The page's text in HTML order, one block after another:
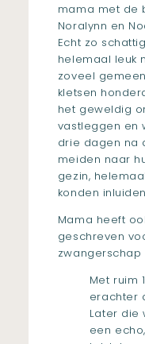
mama met de
Noralynn en
Echt zo
helemaal leuk
zoveel
kletsen
het geweldig
vastleggen en
drie dagen na
meiden naar
gezin,
konden
Mama heeft
geschreven
zwangerschap
Met ruim
erachter
Later die
een